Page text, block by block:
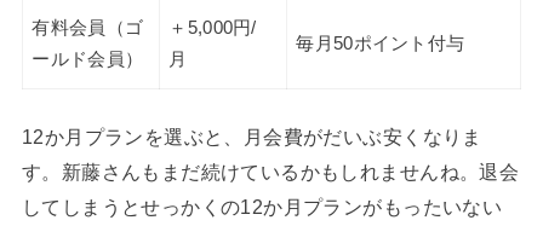
有料会員（ゴ
ールド会員）
＋5,000円/
月
毎月50ポイント付与
12か月プランを選ぶと、月会費がだいぶ安くなりま
す。新藤さんもまだ続けているかもしれませんね。退会
してしまうとせっかくの12か月プランがもったいない